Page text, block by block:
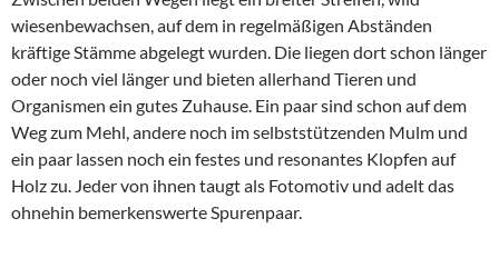
wiesenbewachsen, auf dem in regelmäßigen Abständen
kräftige Stämme abgelegt wurden. Die liegen dort schon länger
oder noch viel länger und bieten allerhand Tieren und
Organismen ein gutes Zuhause. Ein paar sind schon auf dem
Weg zum Mehl, andere noch im selbststützenden Mulm und
ein paar lassen noch ein festes und resonantes Klopfen auf
Holz zu. Jeder von ihnen taugt als Fotomotiv und adelt das
ohnehin bemerkenswerte Spurenpaar.